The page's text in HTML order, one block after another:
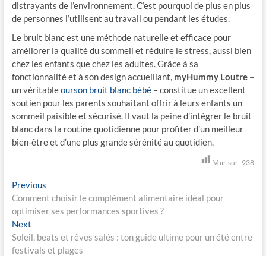
distrayants de l’environnement. C’est pourquoi de plus en plus
de personnes l’utilisent au travail ou pendant les études.
Le bruit blanc est une méthode naturelle et efficace pour
améliorer la qualité du sommeil et réduire le stress, aussi bien
chez les enfants que chez les adultes. Grâce à sa
fonctionnalité et à son design accueillant, myHummyLoutre–
un véritableourson bruit blanc bébé– constitue un excellent
soutien pour les parents souhaitant offrir à leurs enfants un
sommeil paisible et sécurisé. Il vaut la peine d’intégrer le bruit
blanc dans la routine quotidienne pour profiter d’un meilleur
bien-être et d’une plus grande sérénité au quotidien.
Voir sur: 938
N
a
v
i
Previous
r
e
i
o
Comment choisir le complément alimentaire idéal pour
optimiser ses performances sportives ?
Next
e
x
Soleil, beats et rêves salés : ton guide ultime pour un été entre
festivals et plages